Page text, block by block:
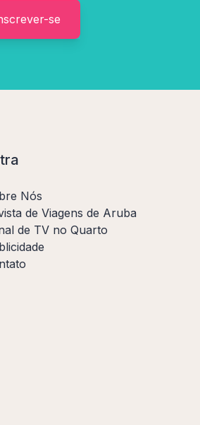
se
Nós
de Viagens de Aruba
de TV no Quarto